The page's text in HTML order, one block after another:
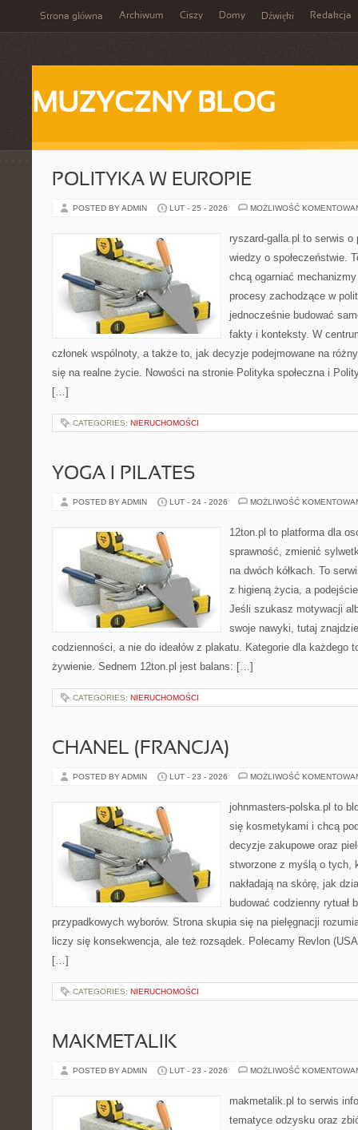
Strona główna Archiwum Ciszy Domy Dźwięki Redakcja
MUZYCZNY BLOG
POLITYKA W EUROPIE
POSTED BY ADMIN LUT - 25 - 2026 MOŻLIWOŚĆ
ryszard-galla.pl to serwis
wiedzy o społeczeństwie.
chcą ogarniać
procesy zachodzące w
jednocześnie budować
fakty i konteksty. W
członek wspólnoty, a także to, jak decyzje podejmowane na
się na realne życie. Nowości na stronie Polityka społeczna i
[…]
CATEGORIES: NIERUCHOMOŚCI
YOGA I PILATES
POSTED BY ADMIN LUT - 24 - 2026 MOŻLIWOŚĆ
12ton.pl to platforma dla
sprawność, zmienić
na dwóch kółkach. To
z higieną życia, a
Jeśli szukasz motywacji
swoje nawyki, tutaj
codzienności, a nie do ideałów z plakatu. Kategorie dla każdego
żywienie. Sednem 12ton.pl jest balans: […]
CATEGORIES: NIERUCHOMOŚCI
CHANEL (FRANCJA)
POSTED BY ADMIN LUT - 23 - 2026 MOŻLIWOŚĆ
johnmasters-polska.pl to
się kosmetykami i chcą
decyzje zakupowe oraz
stworzone z myślą o tych,
nakładają na skórę, jak
budować codzienny rytuał
przypadkowych wyborów. Strona skupia się na pielęgnacji
liczy się konsekwencja, ale też rozsądek. Polecamy Revlon
[…]
CATEGORIES: NIERUCHOMOŚCI
MAKMETALIK
POSTED BY ADMIN LUT - 23 - 2026 MOŻLIWOŚĆ
makmetalik.pl to serwis
tematyce odzysku oraz